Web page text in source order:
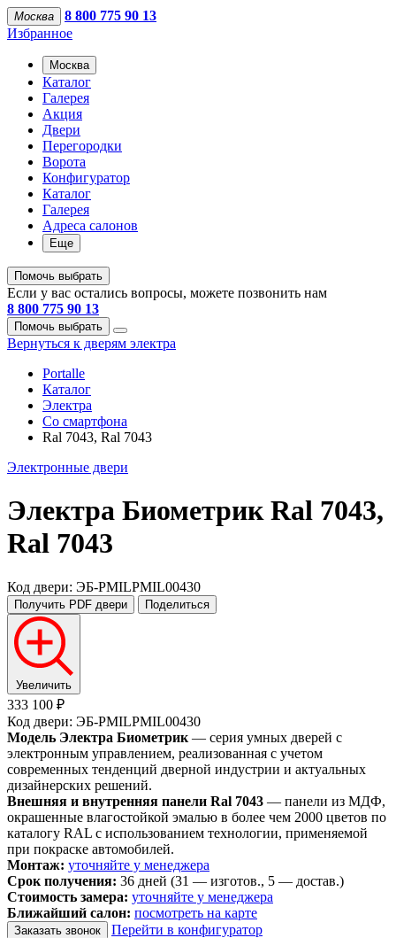
Москва
8 800 775 90 13
Избранное
Москва
Каталог
Галерея
Акция
Двери
Перегородки
Ворота
Конфигуратор
Каталог
Галерея
Адреса салонов
Еще
Помочь выбрать
Если у вас остались вопросы, можете позвонить нам
8 800 775 90 13
Помочь выбрать
Вернуться к дверям электра
Portalle
Каталог
Электра
Со смартфона
Ral 7043, Ral 7043
Электронные двери
Электра Биометрик Ral 7043,
Ral 7043
Код двери: ЭБ-PMILPMIL00430
Получить PDF двери Поделиться
Увеличить
333 100 ₽
Код двери: ЭБ-PMILPMIL00430
Модель Электра Биометрик — серия умных дверей с
электронным управлением, реализованная с учетом
современных тенденций дверной индустрии и актуальных
дизайнерских решений.
Внешняя и внутренняя панели Ral 7043 — панели из МДФ,
окрашенные влагостойкой эмалью в более чем 2000 цветов по
каталогу RAL с использованием технологии, применяемой
при покраске автомобилей.
Монтаж: уточняйте у менеджера
Срок получения: 36 дней (31 — изготов., 5 — достав.)
Стоимость замера: уточняйте у менеджера
Ближайший салон: посмотреть на карте
Заказать звонок
Перейти в конфигуратор